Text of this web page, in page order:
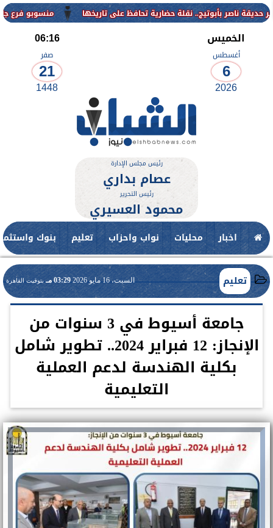
منسوبو فرع جامعة الأزهر
الخميس
أغسطس
6
2026
06:16
صفر
21
1448
رئيس مجلس الإدارة
عصام بداري
رئيس التحرير
محمود العسيري
اخبار محليات نواب واحزاب تعليم بنوك
تعليم السبت، 16 مايو 2026 03:29 مـ بتوقيت القاهرة
جامعة أسيوط في 3 سنوات من
الإنجاز: 12 فبراير 2024.. تطوير شامل
بكلية الهندسة لدعم العملية
التعليمية